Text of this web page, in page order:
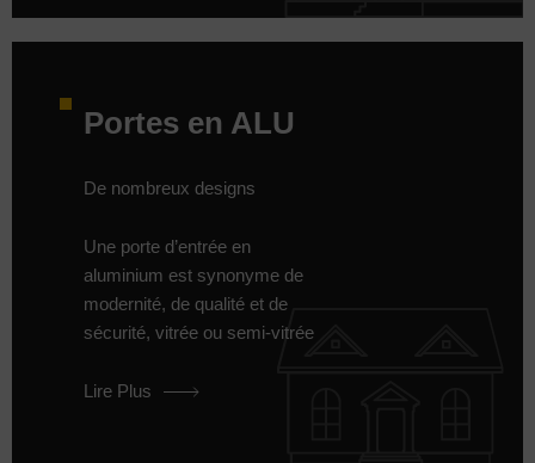
Portes en ALU
De nombreux designs
Une porte d’entrée en
aluminium est synonyme de
modernité, de qualité et de
sécurité, vitrée ou semi-vitrée
Lire Plus